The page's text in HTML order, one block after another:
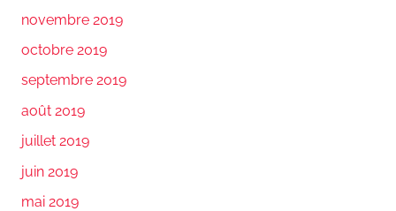
novembre 2019
octobre 2019
septembre 2019
août 2019
juillet 2019
juin 2019
mai 2019